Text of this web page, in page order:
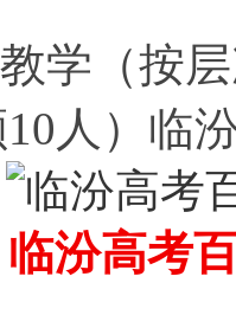
学（按
人）临
汾高考